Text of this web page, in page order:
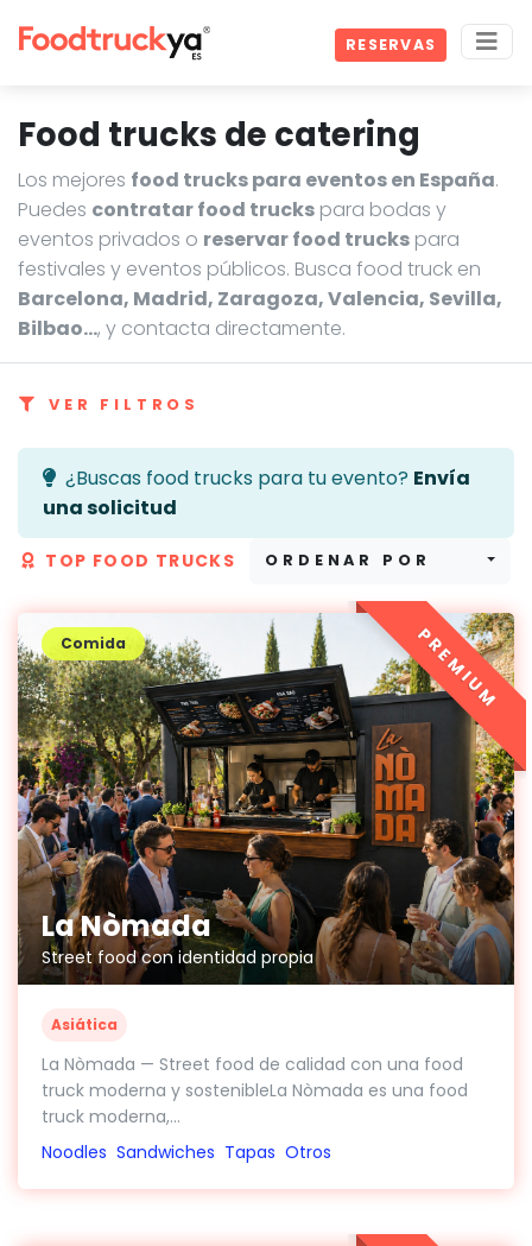
RESERVAS
Food trucks de catering
Los mejores food trucks para eventos en España.
Puedes contratar food trucks para bodas y
eventos privados o reservar food trucks para
festivales y eventos públicos. Busca food truck en
Barcelona, Madrid, Zaragoza, Valencia, Sevilla,
Bilbao…, y contacta directamente.
VER FILTROS
¿Buscas food trucks para tu evento? Envía
una solicitud
TOP FOOD TRUCKS ORDENAR POR
La Nòmada
Street food con identidad propia
Comida
Asiática
La Nòmada — Street food de calidad con una food
truck moderna y sostenibleLa Nòmada es una food
truck moderna,...
Noodles Sandwiches Tapas Otros
PREMIUM